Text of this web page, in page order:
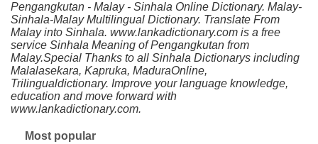
Pengangkutan - Malay - Sinhala Online Dictionary. Malay-
Sinhala-Malay Multilingual Dictionary. Translate From
Malay into Sinhala. www.lankadictionary.com is a free
service Sinhala Meaning of Pengangkutan from
Malay.Special Thanks to all Sinhala Dictionarys including
Malalasekara, Kapruka, MaduraOnline,
Trilingualdictionary. Improve your language knowledge,
education and move forward with
www.lankadictionary.com.
Most popular